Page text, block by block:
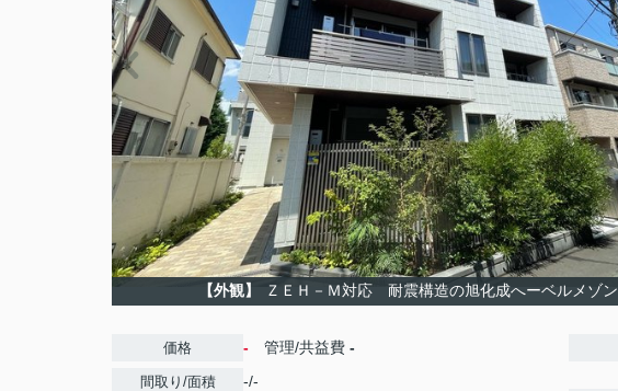
【外観】 ＺＥＨ－Ｍ対応 耐震構造の旭化成へーベルメゾン
価格 - 管理/共益費 -
間取り/面積 -/-